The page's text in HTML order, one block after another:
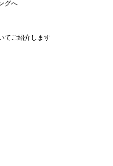
グへ
てご紹介します